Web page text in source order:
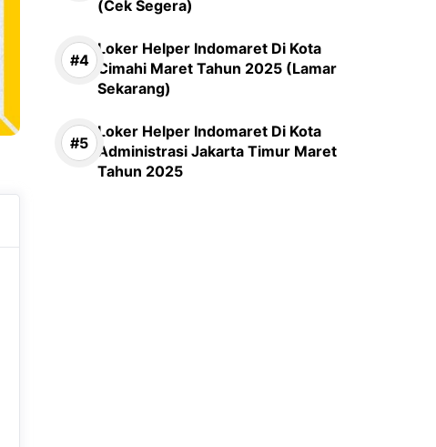
(Cek Segera)
Loker Helper Indomaret Di Kota
Cimahi Maret Tahun 2025 (Lamar
Sekarang)
Loker Helper Indomaret Di Kota
Administrasi Jakarta Timur Maret
Tahun 2025